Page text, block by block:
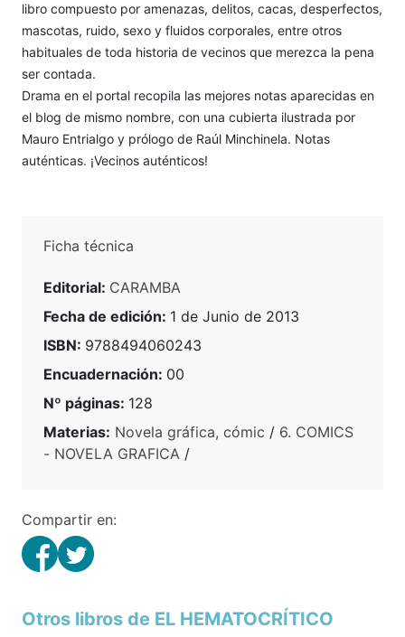
libro compuesto por amenazas, delitos, cacas, desperfectos,
mascotas, ruido, sexo y fluidos corporales, entre otros
habituales de toda historia de vecinos que merezca la pena
ser contada.
Drama en el portal recopila las mejores notas aparecidas en
el blog de mismo nombre, con una cubierta ilustrada por
Mauro Entrialgo y prólogo de Raúl Minchinela. Notas
auténticas. ¡Vecinos auténticos!
Ficha técnica
Editorial: CARAMBA
Fecha de edición: 1 de Junio de 2013
ISBN: 9788494060243
Encuadernación: 00
Nº páginas: 128
Materias: Novela gráfica, cómic / 6. COMICS
- NOVELA GRAFICA /
Compartir en:
Otros libros de EL HEMATOCRÍTICO